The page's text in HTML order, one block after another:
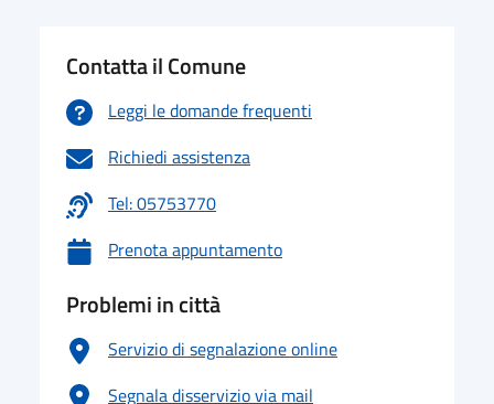
Contatta il Comune
Leggi le domande frequenti
Richiedi assistenza
Tel: 05753770
Prenota appuntamento
Problemi in città
Servizio di segnalazione online
Segnala disservizio via mail